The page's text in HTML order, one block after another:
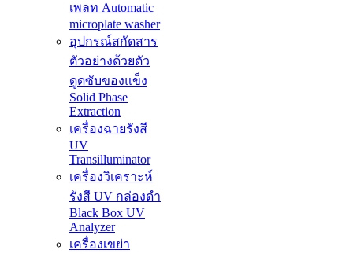
เพลท Automatic
microplate washer
อุปกรณ์สกัดสาร
ตัวอย่างด้วยตัว
ดูดซับของแข็ง
Solid Phase
Extraction
เครื่องฉายรังสี
UV
Transilluminator
เครื่องวิเคราะห์
รังสี UV กล่องดำ
Black Box UV
Analyzer
เครื่องเขย่า